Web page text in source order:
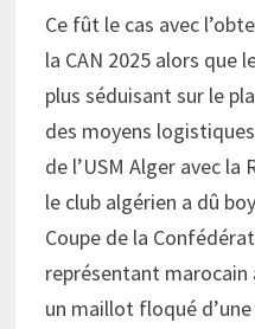
Ce fût le cas avec
la CAN 2025 alors que
plus séduisant sur le
des moyens
de l’USM Alger avec la
le club algérien a dû
Coupe de la
représentant marocain
un maillot floqué